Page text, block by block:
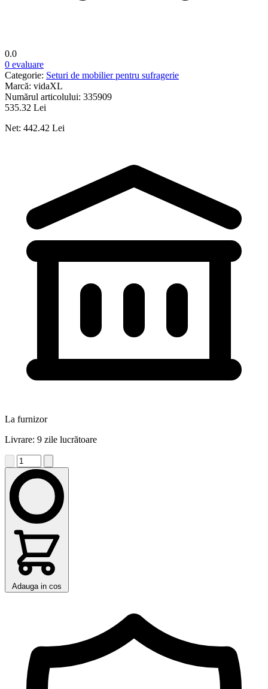
0.0
0 evaluare
Categorie: Seturi de mobilier pentru sufragerie
Marcă: vidaXL
Numărul articolului: 335909
535.32 Lei
Net: 442.42 Lei
La furnizor
Livrare: 9 zile lucrătoare
Adauga in cos